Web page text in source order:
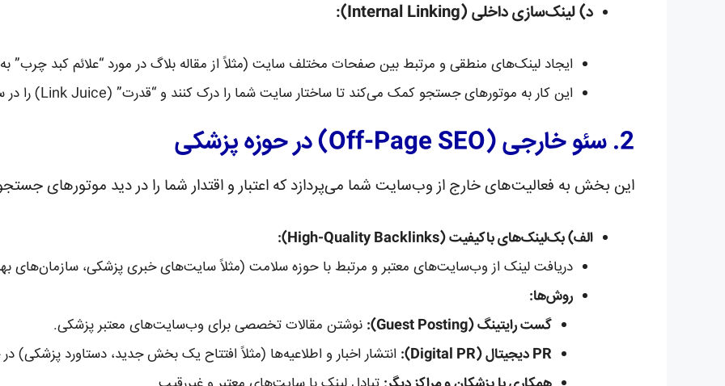
د) لینک‌سازی داخلی (Internal Linking):
ایجاد لینک‌های منطقی و مرتبط بین صفحات مختلف سایت (مثلاً از مقاله بلاگ در مورد “علائم کبد چرب”
این کار به موتورهای جستجو کمک می‌کند تا ساختار سایت شما را درک کنند و “قدرت” (Link Juice) را در سراسر سایت شما توزیع کنند.
2. سئو خارجی (Off-Page SEO) در حوزه پزشکی
این بخش به فعالیت‌های خارج از وب‌سایت شما می‌پردازد که اعتبار و اقتدار شما را در دید موتورهای
الف) بک‌لینک‌های باکیفیت (High-Quality Backlinks):
دریافت لینک از وب‌سایت‌های معتبر و مرتبط با حوزه سلامت (مثلاً سایت‌های خبری پزشکی، سازمان‌های
روش‌ها:
گست رایتینگ (Guest Posting):
نوشتن مقالات تخصصی برای وب‌سایت‌های معتبر پزشکی.
PR دیجیتال (Digital PR):
انتشار اخبار و اطلاعیه‌ها (مثلاً افتتاح یک بخش جدید، دستاورد پزشکی)